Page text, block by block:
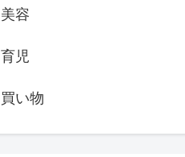
美容
育児
買い物